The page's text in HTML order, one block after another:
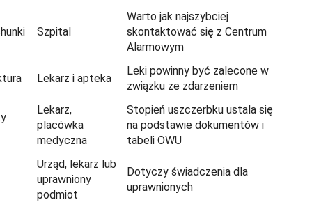
Szpital
Warto jak najszybciej
skontaktować się z Centrum
Alarmowym
Lekarz i apteka
Leki powinny być zalecone w
związku ze zdarzeniem
Lekarz,
placówka
medyczna
Stopień uszczerbku ustala się
na podstawie dokumentów i
tabeli OWU
Urząd, lekarz lub
uprawniony
podmiot
Dotyczy świadczenia dla
uprawnionych